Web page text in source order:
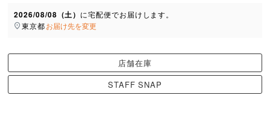
2026/08/08（土） に宅配便でお届けします。
東京都お届け先を変更
店舗在庫
STAFF SNAP